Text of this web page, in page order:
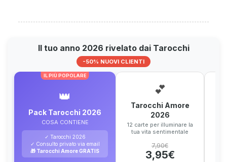
Il tuo anno 2026 rivelato dai Tarocchi
-50% NUOVI CLIENTI
IL PIÙ POPOLARE
👑
Pack Tarocchi 2026
COSA CONTIENE
✓ Tarocchi 2026
✓ Consulto privato via email
🎁 Tarocchi Amore GRATIS
💕
Tarocchi Amore
2026
12 carte per illuminare la
tua vita sentimentale
7,90€
3,95€